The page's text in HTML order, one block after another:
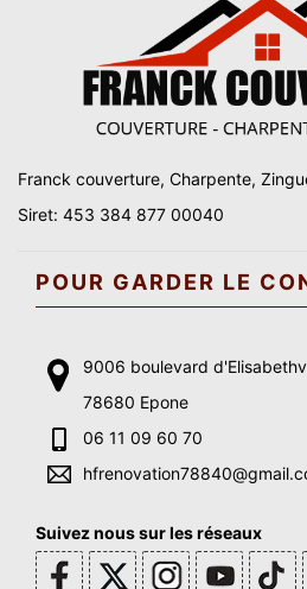
Franck couverture, Charpente,
Siret: 453 384 877 00040
POUR GARDER LE
9006 boulevard
78680 Epone
06 11 09 60 70
Suivez nous sur les réseaux